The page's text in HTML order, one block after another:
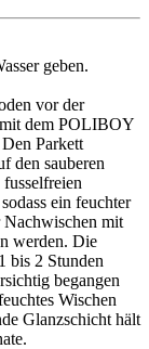
geben.
vor der
dem POLIBOY
Parkett
den sauberen
ein feuchter
Nachwischen mit
werden. Die
bis 2 Stunden
begangen
Wischen
Glanzschicht hält